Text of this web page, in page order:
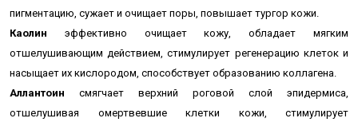
пигментацию, сужает и очищает поры, повышает тургор кожи.
Каолин эффективно очищает кожу, обладает мягким
отшелушивающим действием, стимулирует регенерацию клеток и
насыщает их кислородом, способствует образованию коллагена.
Аллантоин смягчает верхний роговой слой эпидермиса,
отшелушивая омертвевшие клетки кожи, стимулирует